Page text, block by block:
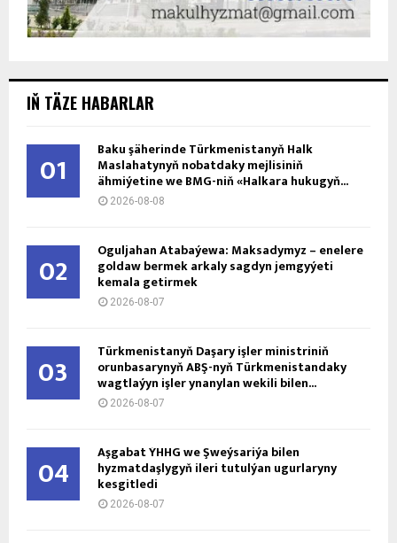
IŇ TÄZE HABARLAR
01 Baku şäherinde Türkmenistanyň Halk
Maslahatynyň nobatdaky mejlisiniň
ähmiýetine we BMG-niň «Halkara hukugyň...
2026-08-08
02 Oguljahan Atabaýewa: Maksadymyz – enelere
goldaw bermek arkaly sagdyn jemgyýeti
kemala getirmek
2026-08-07
03 Türkmenistanyň Daşary işler ministriniň
orunbasarynyň ABŞ-nyň Türkmenistandaky
wagtlaýyn işler ynanylan wekili bilen...
2026-08-07
04 Aşgabat ÝHHG we Şweýsariýa bilen
hyzmatdaşlygyň ileri tutulýan ugurlaryny
kesgitledi
2026-08-07